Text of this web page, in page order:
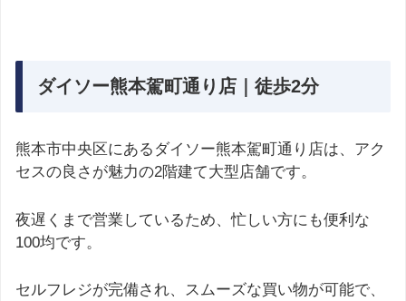
ダイソー熊本駕町通り店｜徒歩2分
熊本市中央区にあるダイソー熊本駕町通り店は、アク
セスの良さが魅力の2階建て大型店舗です。
夜遅くまで営業しているため、忙しい方にも便利な
100均です。
セルフレジが完備され、スムーズな買い物が可能で、